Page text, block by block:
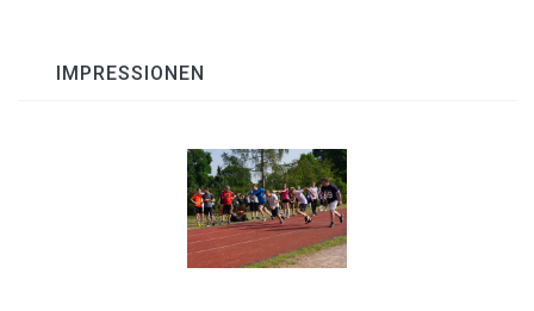
IMPRESSIONEN